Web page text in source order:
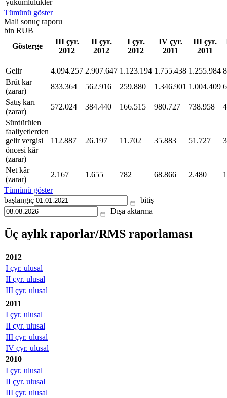
yükümlülükler
Tümünü göster
Mali sonuç raporu
bin RUB
Gösterge
III çyr.
2012
II çyr.
2012
I çyr.
2012
IV çyr.
2011
III çyr.
2011
Gelir 4.094.257 2.907.647 1.123.194 1.755.438 1.255.984
Brüt kar
(zarar)
833.364 562.916 259.880 1.346.901 1.004.409
Satış karı
(zarar)
572.024 384.440 166.515 980.727 738.958
Sürdürülen
faaliyetlerden
gelir vergisi
öncesi kâr
(zarar)
112.887 26.197 11.702 35.883 51.727
Net kâr
(zarar)
2.167 1.655 782 68.866 2.480
Tümünü göster
başlangıç
bitiş
Dışa aktarma
Üç aylık raporlar/RMS raporlaması
2012
I çyr. ulusal
II çyr. ulusal
III çyr. ulusal
2011
I çyr. ulusal
II çyr. ulusal
III çyr. ulusal
IV çyr. ulusal
2010
I çyr. ulusal
II çyr. ulusal
III çyr. ulusal